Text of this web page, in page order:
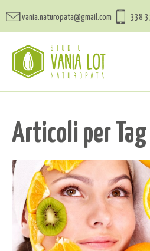
vania.naturopata@gmail.com 338
Articoli per